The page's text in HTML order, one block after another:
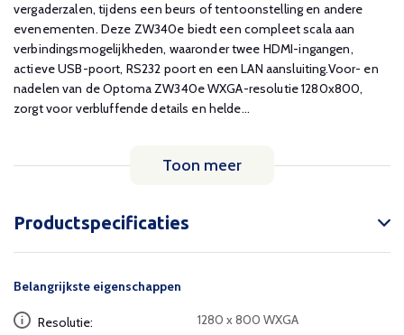
vergaderzalen, tijdens een beurs of tentoonstelling en andere
evenementen. Deze ZW340e biedt een compleet scala aan
verbindingsmogelijkheden, waaronder twee HDMI-ingangen,
actieve USB-poort, RS232 poort en een LAN aansluiting.Voor- en
nadelen van de Optoma ZW340e WXGA-resolutie 1280x800,
zorgt voor verbluffende details en helde...
Toon meer
Productspecificaties
Belangrijkste eigenschappen
Resolutie: 1280 x 800 WXGA